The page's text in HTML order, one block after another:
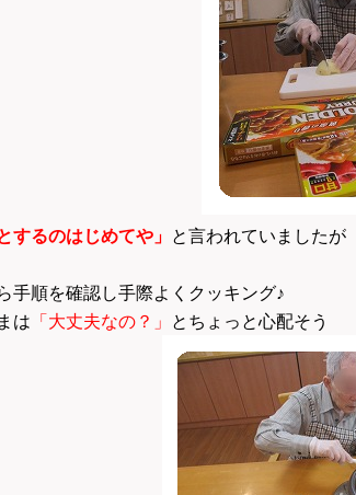
するのはじめてや」 と言われていましたが
手順を確認し手際よくクッキング♪
は 「大丈夫なの？」 とちょっと心配そう